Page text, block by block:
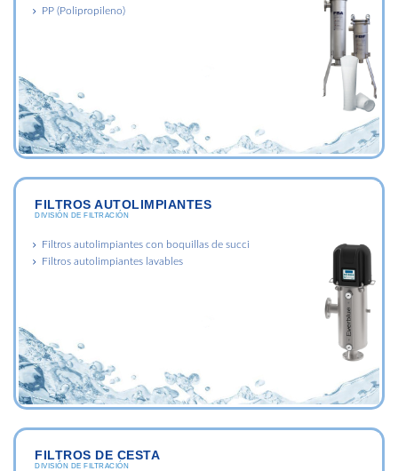
PP (Polipropileno)
FILTROS AUTOLIMPIANTES
DIVISIÓN DE FILTRACIÓN
Filtros autolimpiantes con boquillas de succi
Filtros autolimpiantes lavables
FILTROS DE CESTA
DIVISIÓN DE FILTRACIÓN